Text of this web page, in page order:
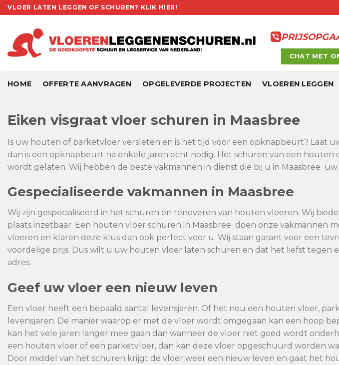
Skip
to
content
VLOER LATEN LEGGEN OF SCHUREN? KLIK HIER!
CHAT MET
HOME OFFERTE AANVRAGEN OPGELEVERDE PROJECTEN VLOEREN LEGGEN
Eiken visgraat vloer schuren in Maasbree
Is uw houten of parketvloer versleten en is het tijd voor een opknapbeurt? Laat
dan is een opknapbeurt na enkele jaren echt nodig. Het schuren van een
wordt gelaten. Wij hebben de beste vakmannen in dienst die bij u in Maasbree
Gespecialiseerde vakmannen in Maasbree
Wij zijn gespecialiseerd in het schuren en renoveren van houten vloeren. Wij
plaats inzetbaar. Een houten vloer schuren in Maasbree doen onze
vloeren en klaren deze klus dan ook perfect voor u. Wij staan garant voor een
voordelige prijs. Dus wilt u uw houten vloer laten schuren en dat het liefst tegen
adres.
Geef uw vloer een nieuw leven
Een vloer heeft een bepaald aantal levensjaren. Of het nou een houten vloer,
levensjaren. De manier waarop er met de vloer wordt omgegaan kan een hoop
kan het vele jaren langer mee gaan dan wanneer de vloer niet goed wordt
een houten vloer of een parketvloer, dan kan deze vloer opgeschuurd worden
Door middel van het schuren krijgt de vloer weer een nieuw leven en gaat het